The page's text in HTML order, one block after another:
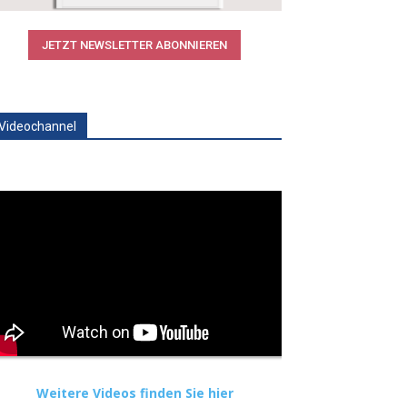
JETZT NEWSLETTER ABONNIEREN
Weitere Videos finden Sie hier